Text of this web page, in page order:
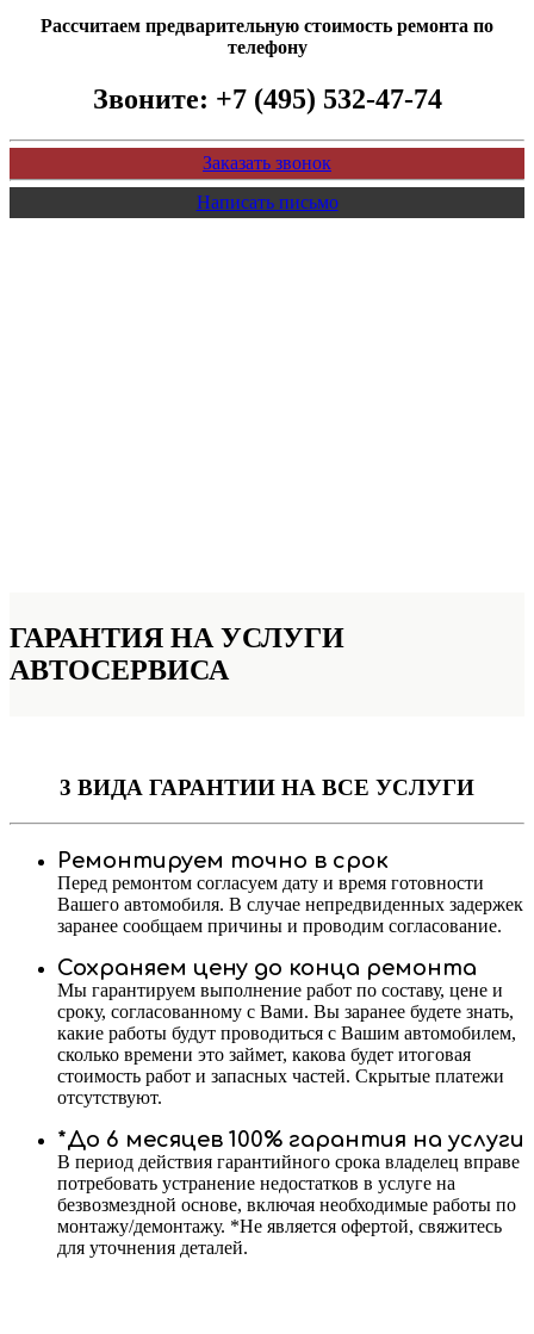
Рассчитаем предварительную стоимость ремонта по
телефону
Звоните: +7 (495) 532-47-74
Заказать звонок
Написать письмо
ГАРАНТИЯ НА УСЛУГИ
АВТОСЕРВИСА
3 ВИДА ГАРАНТИИ НА ВСЕ УСЛУГИ
Ремонтируем точно в срок
Перед ремонтом согласуем дату и время готовности
Вашего автомобиля. В случае непредвиденных задержек
заранее сообщаем причины и проводим согласование.
Сохраняем цену до конца ремонта
Мы гарантируем выполнение работ по составу, цене и
сроку, согласованному с Вами. Вы заранее будете знать,
какие работы будут проводиться с Вашим автомобилем,
сколько времени это займет, какова будет итоговая
стоимость работ и запасных частей. Скрытые платежи
отсутствуют.
*До 6 месяцев 100% гарантия на услуги
В период действия гарантийного срока владелец вправе
потребовать устранение недостатков в услуге на
безвозмездной основе, включая необходимые работы по
монтажу/демонтажу. *Не является офертой, свяжитесь
для уточнения деталей.